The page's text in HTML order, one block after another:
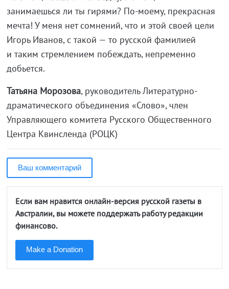
занимаешься ли ты гирями? По-моему, прекрасная
мечта! У меня нет сомнений, что и этой своей цели
Игорь Иванов, с такой — то русской фамилией
и таким стремлением побеждать, непременно
добьется.
Татьяна Морозова, руководитель Литературно-
драматического объединения «Слово», член
Управляющего комитета Русского Общественного
Центра Квинсленда (РОЦК)
Ваш комментарий
Если вам нравится онлайн-версия русской газеты в
Австралии, вы можете поддержать работу редакции
финансово.
Make a Donation